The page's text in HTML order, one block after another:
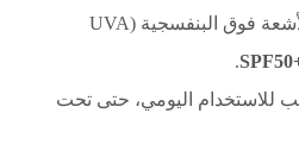
يوفر حماية عالية من الأشعة فوق البنفسجية (UVA
.
للاستخدام اليومي، حتى تحت